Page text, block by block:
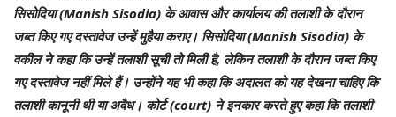
सिसोदिया (Manish Sisodia) के आवास और कार्यालय की तलाशी के दौरान
जब्त किए गए दस्तावेज उन्हें मुहैया कराए। सिसोदिया (Manish Sisodia) के
वकील ने कहा कि उन्हें तलाशी सूची तो मिली है, लेकिन तलाशी के दौरान जब्त किए
गए दस्तावेज नहीं मिले हैं। उन्होंने यह भी कहा कि अदालत को यह देखना चाहिए कि
तलाशी कानूनी थी या अवैध। कोर्ट (court) ने इनकार करते हुए कहा कि तलाशी